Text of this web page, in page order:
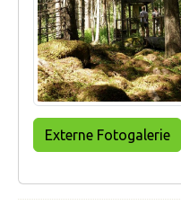
Externe Fotogalerie